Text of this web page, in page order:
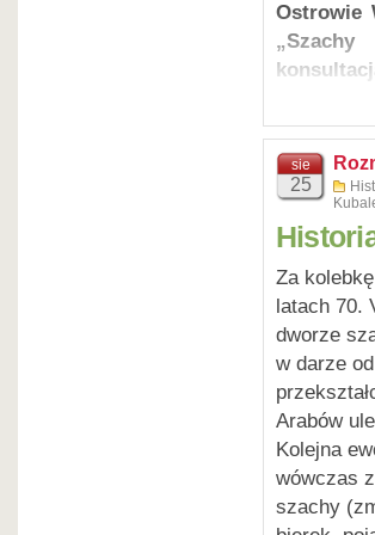
Ostrowie
Tomasz
Spotkanie
Dudziński.
Mrossa.
r., kiedy
zostało
Henryk
sie
25
Za
latach 70.
dworze
w darze
Arabów
Kolejna
wówczas
szachy